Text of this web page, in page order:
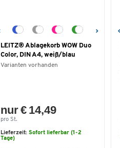
LEITZ® Ablagekorb WOW Duo
Color, DIN A4, weiß/blau
Varianten vorhanden
nur € 14,49
pro St.
Lieferzeit: Sofort lieferbar (1-2
Tage)